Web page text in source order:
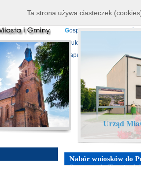
P
rojekty europejskie
Gospodarka
D ruki do pobrania
Mapa serwisu
Urząd
Nabór wniosków do
Samorządu
Ta strona używa ciasteczek